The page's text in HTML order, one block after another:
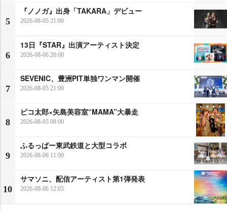
5
『ノノガ』出身「TAKARA」デビュー
2026-08-05 21:00
6
13日『STAR』出演アーティスト決定
2026-08-06 20:00
7
SEVENIC、豊洲PIT単独ワンマン開催
2026-08-05 21:00
8
ピコ太郎×矢島美容室“MAMA”大暴走
2026-08-05 08:00
9
ふるっぱー東武鉄道と大型コラボ
2026-08-06 11:00
10
サマソニ、配信アーティスト第1弾発表
2026-08-06 12:05